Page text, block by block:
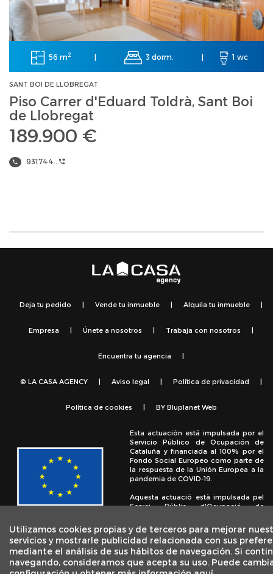
Utilizamos cookies propias y de terceros para mejorar
servicios y mostrarle publicidad relacionada con sus
mediante el análisis de sus hábitos de navegación. Si
navegando, consideramos que acepta su uso. Puede
56 m2 | 3 dorm. | 1 wc
SANT BOI DE LLOBREGAT
Piso Carrer d'Eduard Toldrà, Sant Boi
de Llobregat
189.900 €
931744...
Deja tu pedido | Vende tu inmueble | Alquila tu inmueble |
Empresa | Únete a nosotros | Trabaja con nosotros |
Encuentra tu agencia |
© LA CASA AGENCY | Aviso legal | Política de privacidad |
Política de cookies | BY Bluplanet Web
Esta actuación está impulsada por el
Servicio Público de Ocupación de
Cataluña y financiada al 100% por el
Fondo Social Europeo como parte de
la respuesta de la Unión Europea a la
pandemia de COVID-19.
Aquesta actuació està impulsada pel
Servei Públic d'Ocupació de
Fons Social Europeu com a part de la
resposta de la Unió Europea a la
pandèmia de COVID-19.